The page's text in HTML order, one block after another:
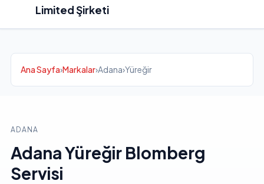
Limited Şirketi
Ana Sayfa›Markalar›Adana›Yüreğir
ADANA
Adana Yüreğir Blomberg
Servisi